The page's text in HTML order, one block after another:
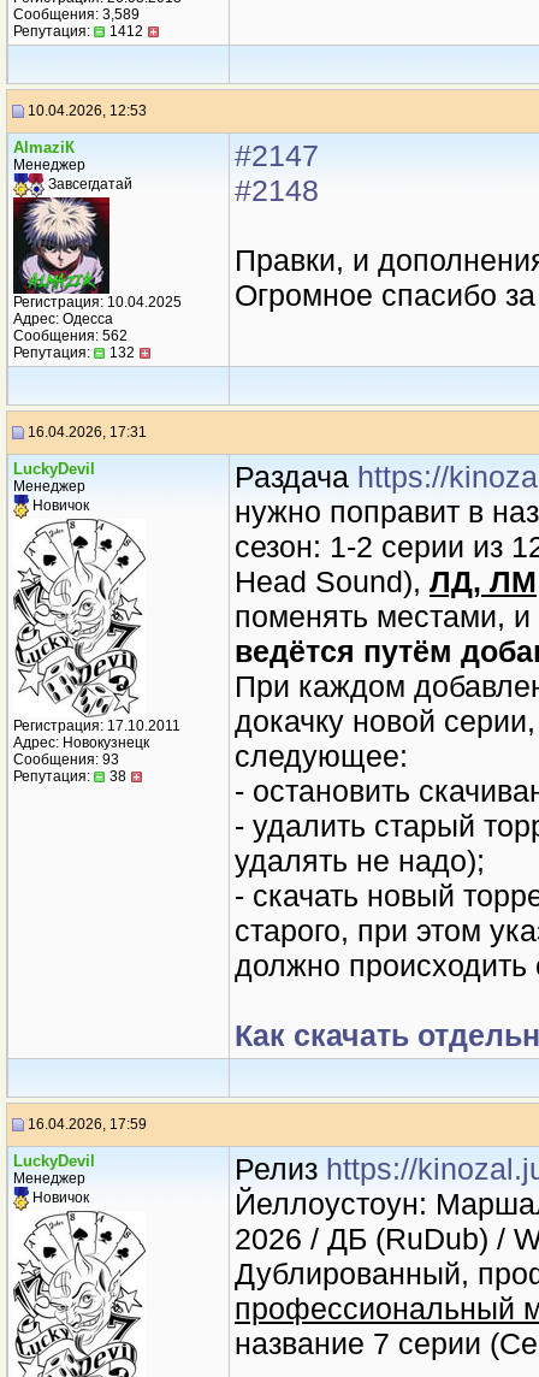
Сообщения: 3,589
Репутация:
1412
10.04.2026, 12:53
AlmaziК
Менеджер
Завсегдатай
Регистрация: 10.04.2025
Адрес: Одесса
Сообщения: 562
Репутация:
132
#2147
#2148
Правки, и
Огромное спасибо
16.04.2026, 17:31
LuckyDevil
Менеджер
Новичок
Регистрация: 17.10.2011
Адрес: Новокузнецк
Сообщения: 93
Репутация:
38
Раздача https://
нужно поправит в
сезон: 1-2 серии из
Head Sound), ЛД, ЛМ
поменять местами,
ведётся путём
При каждом
докачку новой
следующее:
- остановить
- удалить старый
удалять не надо);
- скачать новый
старого, при этом
должно происходить
Как скачать
16.04.2026, 17:59
LuckyDevil
Менеджер
Новичок
Релиз https://
Йеллоустоун:
2026 / ДБ (RuDub) /
Дублированный,
профессиональный
название 7 серии